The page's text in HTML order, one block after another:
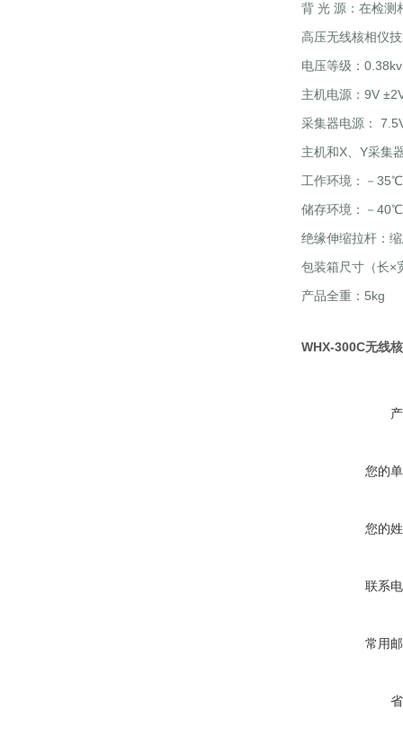
背 光 源：在检测
高压无线核相仪
电压等级：
主机电源：9V
采集器电源：
主机和X、Y采集
工作环境：－
储存环境：－
绝缘伸缩拉杆：
包装箱尺寸（长×
产品全重：5kg
WHX-300C无线
您的
您的
联系
常用